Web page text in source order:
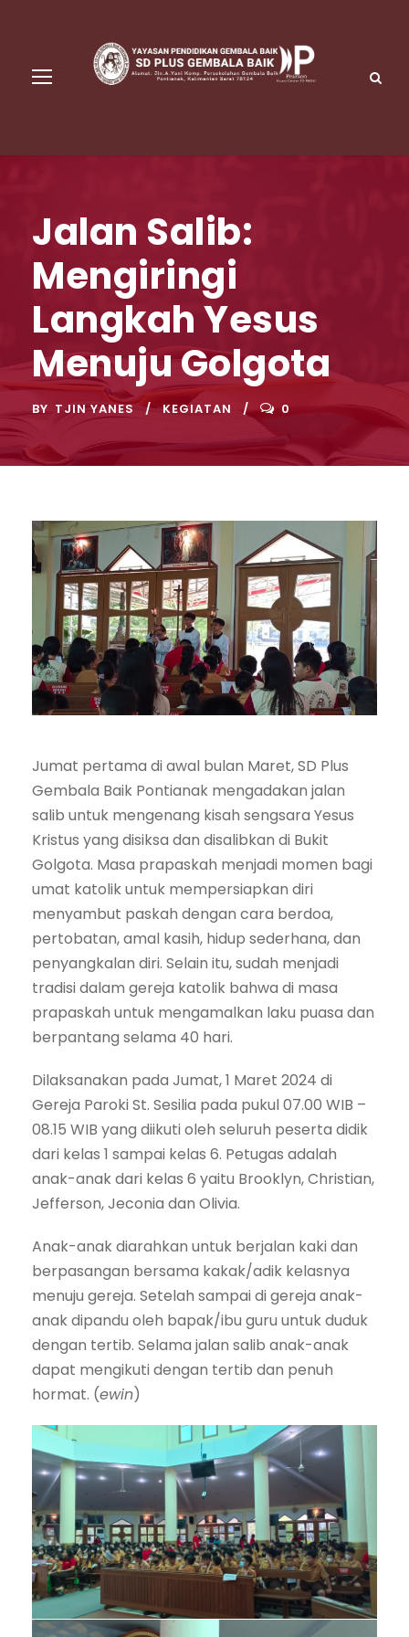
Jalan Salib:
Mengiringi
Langkah Yesus
Menuju Golgota
BY TJIN YANES KEGIATAN 0
Jumat pertama di awal bulan Maret, SD Plus
Gembala Baik Pontianak mengadakan jalan
salib untuk mengenang kisah sengsara Yesus
Kristus yang disiksa dan disalibkan di Bukit
Golgota. Masa prapaskah menjadi momen bagi
umat katolik untuk mempersiapkan diri
menyambut paskah dengan cara berdoa,
pertobatan, amal kasih, hidup sederhana, dan
penyangkalan diri. Selain itu, sudah menjadi
tradisi dalam gereja katolik bahwa di masa
prapaskah untuk mengamalkan laku puasa dan
berpantang selama 40 hari.
Dilaksanakan pada Jumat, 1 Maret 2024 di
Gereja Paroki St. Sesilia pada pukul 07.00 WIB –
08.15 WIB yang diikuti oleh seluruh peserta didik
dari kelas 1 sampai kelas 6. Petugas adalah
anak-anak dari kelas 6 yaitu Brooklyn, Christian,
Jefferson, Jeconia dan Olivia.
Anak-anak diarahkan untuk berjalan kaki dan
berpasangan bersama kakak/adik kelasnya
menuju gereja. Setelah sampai di gereja anak-
anak dipandu oleh bapak/ibu guru untuk duduk
dengan tertib. Selama jalan salib anak-anak
dapat mengikuti dengan tertib dan penuh
hormat. (ewin)